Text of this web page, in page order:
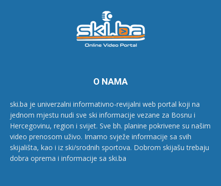
O NAMA
ski.ba je univerzalni informativno-revijalni web portal koji na
jednom mjestu nudi sve ski informacije vezane za Bosnu i
Hercegovinu, region i svijet. Sve bh. planine pokrivene su našim
video prenosom uživo. Imamo svježe informacije sa svih
skijališta, kao i iz ski/srodnih sportova. Dobrom skijašu trebaju
dobra oprema i informacije sa ski.ba